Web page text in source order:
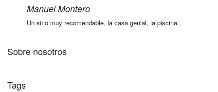
Manuel Montero
Un sitio muy recomendable, la casa genial, la piscina...
Sobre nosotros
Tags